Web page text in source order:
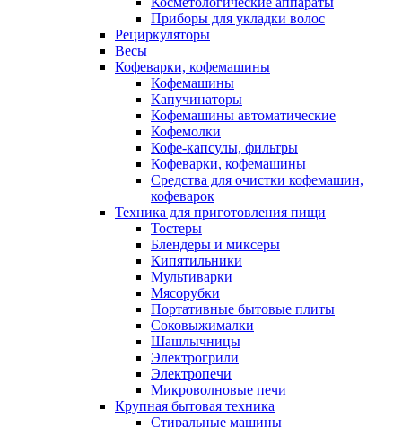
Приборы для укладки волос
Рециркуляторы
Весы
Кофеварки, кофемашины
Кофемашины
Капучинаторы
Кофемашины автоматические
Кофемолки
Кофе-капсулы, фильтры
Кофеварки, кофемашины
Средства для очистки кофемашин,
кофеварок
Техника для приготовления пищи
Тостеры
Блендеры и миксеры
Кипятильники
Мультиварки
Мясорубки
Портативные бытовые плиты
Соковыжималки
Шашлычницы
Электрогрили
Электропечи
Микроволновые печи
Крупная бытовая техника
Стиральные машины